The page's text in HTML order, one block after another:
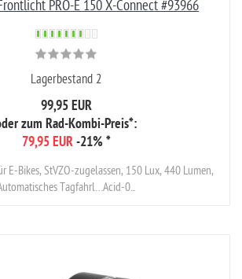
PRO-E 150 X-Connect #93966
Lagerbestand 2
99,95 EUR
zum Rad-Kombi-Preis*:
79,95 EUR -21%*
E-Bikes, StVZO-zugelassen, 150 Lux, 440 Lumen,
Tagfahrl…Acid-0...